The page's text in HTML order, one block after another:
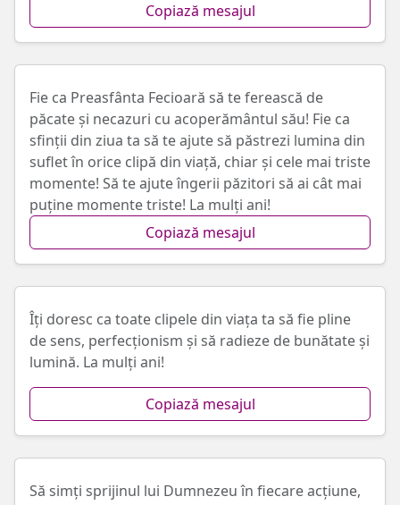
Copiază mesajul
Fie ca Preasfânta Fecioară să te ferească de
păcate și necazuri cu acoperământul său! Fie ca
sfinții din ziua ta să te ajute să păstrezi lumina din
suflet în orice clipă din viață, chiar și cele mai triste
momente! Să te ajute îngerii păzitori să ai cât mai
puține momente triste! La mulți ani!
Copiază mesajul
Îți doresc ca toate clipele din viața ta să fie pline
de sens, perfecționism și să radieze de bunătate și
lumină. La mulți ani!
Copiază mesajul
Să simți sprijinul lui Dumnezeu în fiecare acțiune,